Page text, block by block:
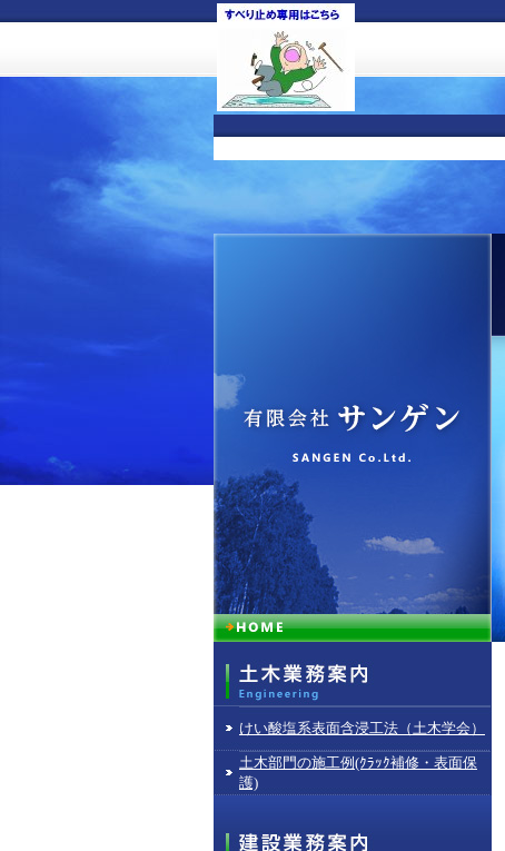
けい酸塩系表面含浸工法（土木学会）
土木部門の施工例(ｸﾗｯｸ補修・表面保
護)